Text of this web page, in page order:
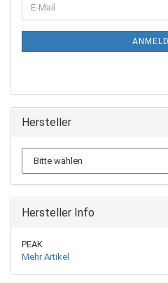
Hersteller
Hersteller Info
PEAK
Mehr Artikel